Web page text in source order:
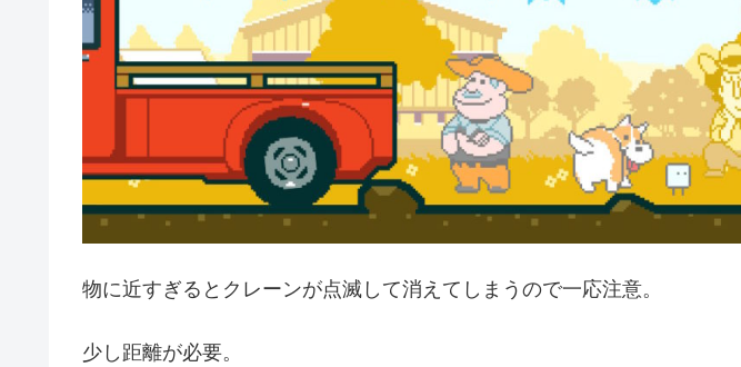
物に近すぎるとクレーンが点滅して消えてしまうので一応注意。
少し距離が必要。